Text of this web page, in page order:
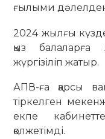
ғылыми
2024 жылғы
қыз
жүргізіліп жатыр.
АПВ-ға қарсы
тіркелген
екпе
қолжетімді.